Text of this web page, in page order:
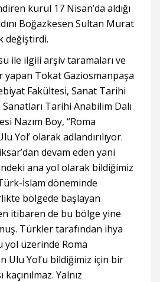
kurul 17 Nisan’da aldığı
Boğazkesen Sultan Murat
değiştirdi.
ile ilgili arşiv taramaları ve
yapan Tokat Gaziosmanpaşa
Fakültesi, Sanat Tarihi
Tarihi Anabilim Dalı
Nazım Boy, “Roma
Yol’ olarak adlandırılıyor.
devam eden yani
ana yol olarak bildiğimiz
İslam döneminde
bölgede başlayan
itibaren de bu bölge yine
Türkler tarafından ihya
yol üzerinde Roma
Ulu Yol’u bildiğimiz için bir
Yalnız